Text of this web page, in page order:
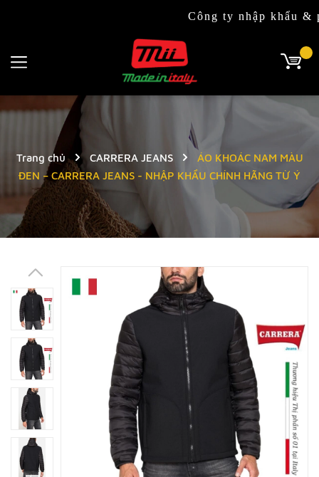
Công ty nhập khẩu & phân
Trang chủ CARRERA JEANS
ÁO KHOÁC NAM MÀU
ĐEN – CARRERA JEANS - NHẬP KHẨU CHÍNH HÃNG TỪ Ý